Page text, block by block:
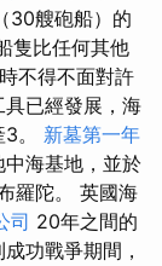
30艘砲船）的
隻比任何其他
不得不面對許
已經發展，海
。 新墓第一年
海基地，並於
羅陀。 英國海
司 20年之間的
功戰爭期間，